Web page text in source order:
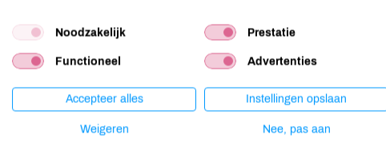
Lupine
niet aanwezig
Mosterd
niet aanwezig
Noodzakelijk Prestatie
Functioneel Advertenties
Accepteer alles Instellingen opslaan
Weigeren Nee, pas aan